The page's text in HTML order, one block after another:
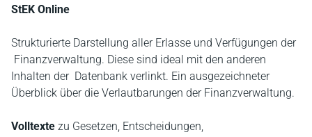
StEK Online
Strukturierte Darstellung aller Erlasse und Verfügungen der
Finanzverwaltung. Diese sind ideal mit den anderen
Inhalten der Datenbank verlinkt. Ein ausgezeichneter
Überblick über die Verlautbarungen der Finanzverwaltung.
Volltexte zu Gesetzen, Entscheidungen,